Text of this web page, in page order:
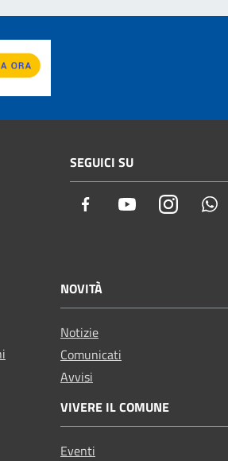
SEGUICI SU
Facebook YoutubeInstagram
NOVITÀ
Notizie
Comunicati
Avvisi
VIVERE IL COMUNE
Eventi